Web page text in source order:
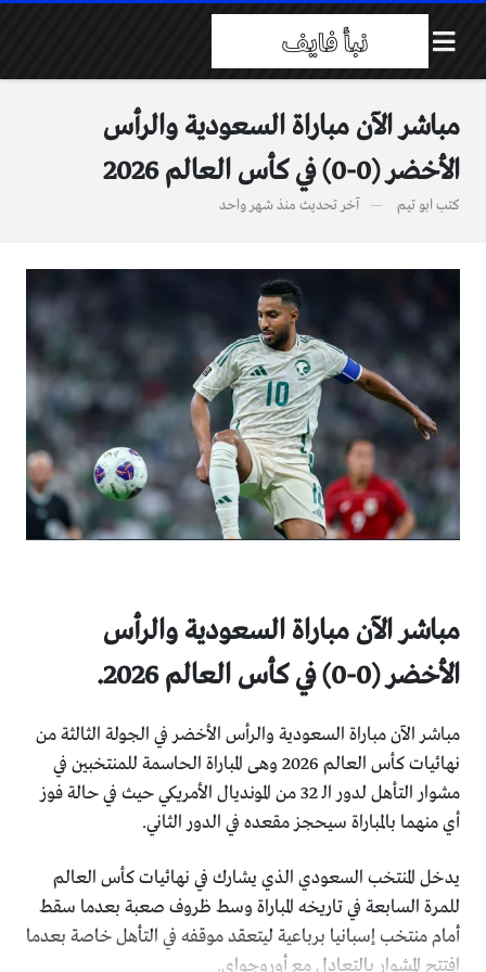
مباشر الآن مباراة السعودية والرأس
الأخضر (0-0) في كأس العالم 2026
كتب ابو تيم آخر تحديث منذ شهر واحد
مباشر الآن مباراة السعودية والرأس
الأخضر (0-0) في كأس العالم 2026.
مباشر الآن مباراة السعودية والرأس الأخضر في الجولة الثالثة من
نهائيات كأس العالم 2026 وهى المباراة الحاسمة للمنتخبين في
مشوار التأهل لدور الـ 32 من المونديال الأمريكي حيث في حالة فوز
أي منهما بالمباراة سيحجز مقعده في الدور الثاني.
يدخل المنتخب السعودي الذي يشارك في نهائيات كأس العالم
للمرة السابعة في تاريخه المباراة وسط ظروف صعبة بعدما سقط
أمام منتخب إسبانيا برباعية ليتعقد موقفه في التأهل خاصة بعدما
افتتح المشوار بالتعادل مع أوروجواي.